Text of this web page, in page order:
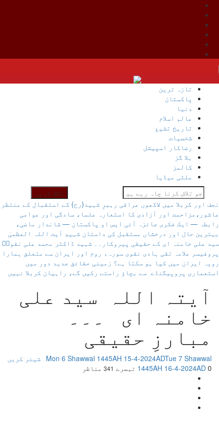
Skip
content
تازہ ترین
پاکستان
دنیا
عالم اسلام
تاریخ تشیع
شخصیات
رضاکار اسپیشل
بلا گز
کالمز
ملٹی میڈیا
تلاش
کرنا
چاہ
رہے
ہیں
یہاں
لکھیں
نجف اور کربلا میں لاکھوں عراقی رہبرِ شہید(رح) کے استقبال کے منتظر
عاشور،مزاحمت اور آزادی کا استعارہ
علما، سادگی اور عوامی
رابطہ — ایک فکری جائزہ
آئی ایس او پاکستان — شاندار ماضی،
بہترین حال اور درخشاں مستقبل کی داستان شہیدِ آیت اللہ العظمیٰ
سید علی خامنہ ای کے حقیقی پیروکار۔۔ شہید ڈاکٹر محمد علی نقویؒ
پروفیسر علامہ تقی ہادی نقوی سورہء روم اور ایران سے متعلق ہمارا
رویہ
ایران میں کیا ہو سکتا ہے؟ زمینی حقائق جدید دور میں
استعماری پروپیگنڈے سے بچاؤ راستے رکیں گے، راہیان کربلا نہیں
آیتہ اللہ سید علی
خامنہ ای ۔۔۔
مبارزِ حقیقی
شیئر کریں Mon 6 Shawwal 1445AH 15-4-2024ADTue 7 Shawwal
1445AH 16-4-2024AD 0 تبصرے 341 مناظر